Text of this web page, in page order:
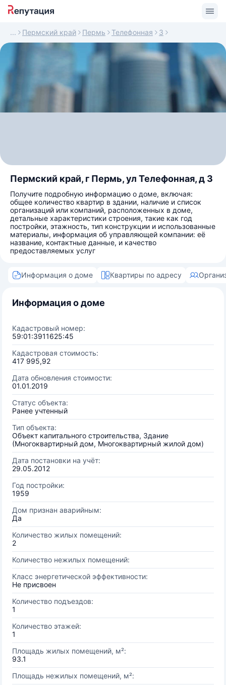
Пермский край Пермь Телефонная 3
Пермский край, г Пермь, ул Телефонная, д 3
Получите подробную информацию о доме, включая:
общее количество квартир в здании, наличие и список
организаций или компаний, расположенных в доме,
детальные характеристики строения, такие как год
постройки, этажность, тип конструкции и использованные
материалы, информация об управляющей компании: её
название, контактные данные, и качество
предоставляемых услуг
Информация о доме Квартиры по адресу
Информация о доме
Кадастровый номер:
59:01:3911625:45
Кадастровая стоимость:
417 995,92
Дата обновления стоимости:
01.01.2019
Статус объекта:
Ранее учтенный
Тип объекта:
Объект капитального строительства, Здание
(Многоквартирный дом, Многоквартирный жилой дом)
Дата постановки на учёт:
29.05.2012
Год постройки:
1959
Дом признан аварийным:
Да
Количество жилых помещений:
2
Количество нежилых помещений:
Класс энергетической эффективности:
Не присвоен
Количество подъездов:
1
Количество этажей:
1
Площадь жилых помещений, м²:
93.1
Площадь нежилых помещений, м²: